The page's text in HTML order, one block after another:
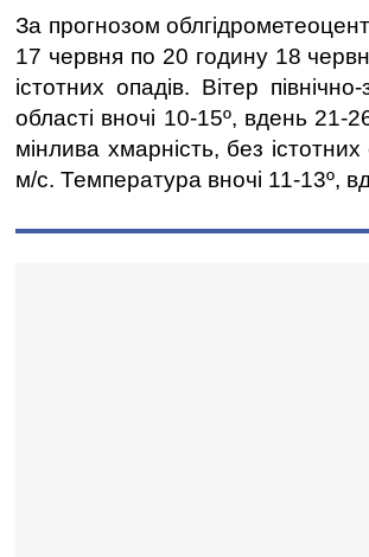
За прогнозом
17 червня по 20 годину 18
істотних опадів. Вітер
області вночі 10-15º, вдень 21-
мінлива хмарність, без
м/с. Температура вночі 11-13º,